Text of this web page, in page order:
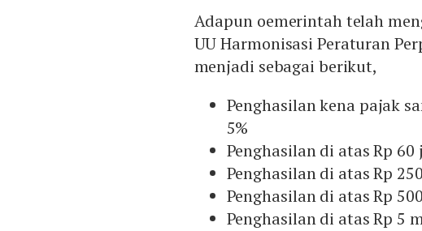
Adapun oemerintah telah
UU Harmonisasi Peraturan
menjadi sebagai berikut,
Penghasilan kena pajak
5%
Penghasilan di atas Rp
Penghasilan di atas Rp
Penghasilan di atas Rp
Penghasilan di atas Rp 5